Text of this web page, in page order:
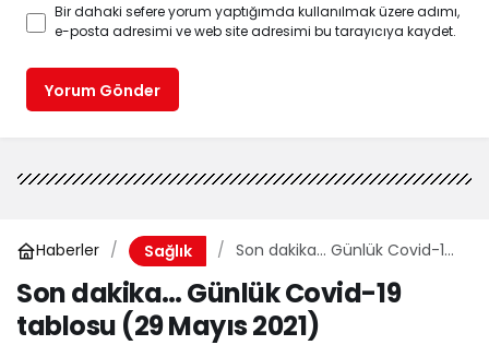
Bir dahaki sefere yorum yaptığımda kullanılmak üzere adımı,
e-posta adresimi ve web site adresimi bu tarayıcıya kaydet.
Yorum Gönder
Haberler Sağlık
Son dakika… Günlük Covid-19
Son dakika… Günlük Covid-19
tablosu (29 Mayıs 2021)